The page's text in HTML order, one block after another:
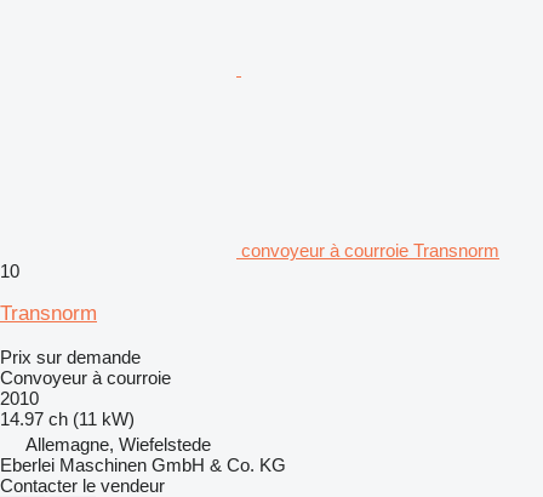
convoyeur à courroie Transnorm
10
Transnorm
Prix sur demande
Convoyeur à courroie
2010
14.97 ch (11 kW)
Allemagne, Wiefelstede
Eberlei Maschinen GmbH & Co. KG
Contacter le vendeur